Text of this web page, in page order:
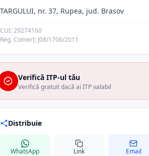
TARGULUI, nr. 37, Rupea, jud. Brasov
CUI: 29274160
Reg. Comerț: J08/1706/2011
Verifică ITP-ul tău
Verifică gratuit dacă ai ITP valabil
Distribuie
WhatsApp Link Email